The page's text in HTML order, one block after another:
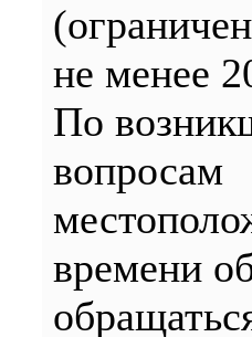
не менее
По
вопросам
времени